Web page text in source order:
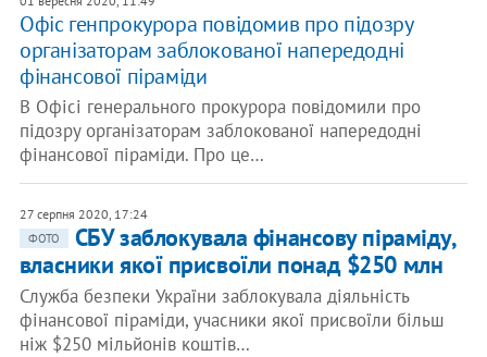
Офіс генпрокурора повідомив про підозру
організаторам заблокованої напередодні
фінансової піраміди
В Офісі генерального прокурора повідомили про
підозру організаторам заблокованої напередодні
фінансової піраміди. Про це…
27 серпня 2020, 17:24
ФОТО
CБУ заблокувала фінансову піраміду,
власники якої присвоїли понад $250 млн
Служба безпеки України заблокувала діяльність
фінансової піраміди, учасники якої присвоїли більш
ніж $250 мільйонів коштів…